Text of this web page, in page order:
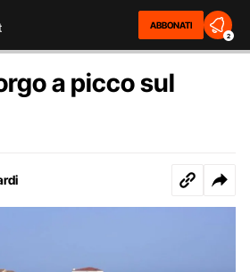
ABBONATI
2
a picco sul